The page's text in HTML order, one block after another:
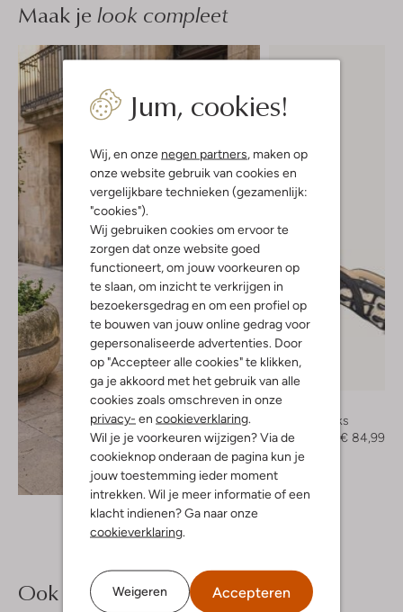
Jum, cookies!
Wij, en onze negen partners , maken op
onze website gebruik van cookies en
vergelijkbare technieken (gezamenlijk:
"cookies").
Wij gebruiken cookies om ervoor te
zorgen dat onze website goed
functioneert, om jouw voorkeuren op
te slaan, om inzicht te verkrijgen in
bezoekersgedrag en om een profiel op
te bouwen van jouw online gedrag voor
gepersonaliseerde advertenties. Door
op "Accepteer alle cookies" te klikken,
ga je akkoord met het gebruik van alle
cookies zoals omschreven in onze
privacy- en cookieverklaring
Wil je je voorkeuren wijzigen? Via de
cookieknop onderaan de pagina kun je
jouw toestemming ieder moment
intrekken. Wil je meer informatie of een
klacht indienen? Ga naar onze
cookieverklaring
Weigeren Accepteren
Maak je look compleet
Ontdek de look
-50%
Slingbacks
€ 169,99
€ 84,99
Ook iets voor jou?